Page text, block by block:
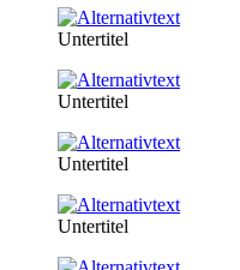
Untertitel
Untertitel
Untertitel
Untertitel